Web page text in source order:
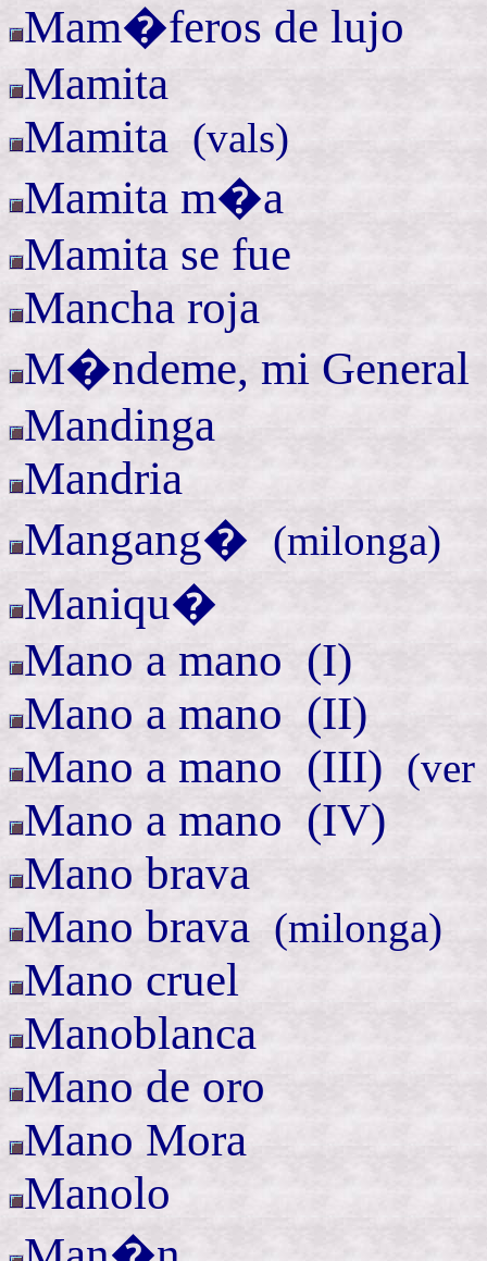
Mam�feros de lujo
Mamita
Mamita (vals)
Mamita m�a
Mamita se fue
Mancha roja
M�ndeme, mi
Mandinga
Mandria
Mangang� (milonga)
Maniqu�
Mano a mano (I)
Mano a mano (II)
Mano a mano (III) (ver
Mano a mano (IV)
Mano brava
Mano brava (milonga)
Mano cruel
Manoblanca
Mano de oro
Mano Mora
Manolo